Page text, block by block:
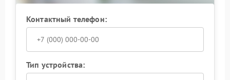
Контактный телефон:
Тип устройства: